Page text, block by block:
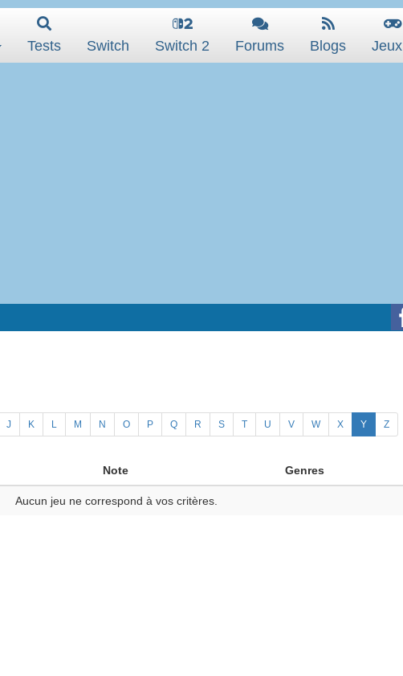
Tests Switch Switch 2 Forums Blogs Jeux
J K L M N O P Q R S T U V W X Y Z
Note Genres
Aucun jeu ne correspond à vos critères.